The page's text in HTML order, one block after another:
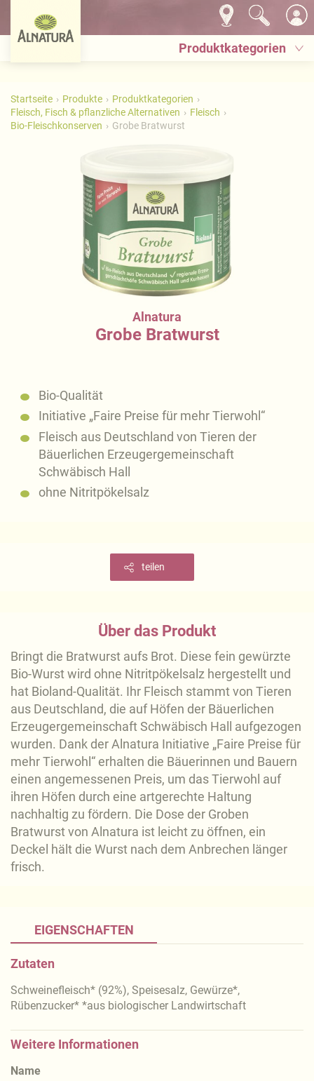
Produktkategorien
Startseite Produkte
Produktkategorien
Fleisch, Fisch & pflanzliche Alternativen
Fleisch
Bio-Fleischkonserven
Grobe Bratwurst
Alnatura
Grobe Bratwurst
Bio-Qualität
Initiative „Faire Preise für mehr Tierwohl“
Fleisch aus Deutschland von Tieren der
Bäuerlichen Erzeugergemeinschaft
Schwäbisch Hall
ohne Nitritpökelsalz
teilen
Über das Produkt
Bringt die Bratwurst aufs Brot. Diese fein gewürzte
Bio-Wurst wird ohne Nitritpökelsalz hergestellt und
hat Bioland-Qualität. Ihr Fleisch stammt von Tieren
aus Deutschland, die auf Höfen der Bäuerlichen
Erzeugergemeinschaft Schwäbisch Hall aufgezogen
wurden. Dank der Alnatura Initiative „Faire Preise für
mehr Tierwohl“ erhalten die Bäuerinnen und Bauern
einen angemessenen Preis, um das Tierwohl auf
ihren Höfen durch eine artgerechte Haltung
nachhaltig zu fördern. Die Dose der Groben
Bratwurst von Alnatura ist leicht zu öffnen, ein
Deckel hält die Wurst nach dem Anbrechen länger
frisch.
EIGENSCHAFTEN
Zutaten
Schweinefleisch* (92%), Speisesalz, Gewürze*,
Rübenzucker* *aus biologischer Landwirtschaft
Weitere Informationen
Name